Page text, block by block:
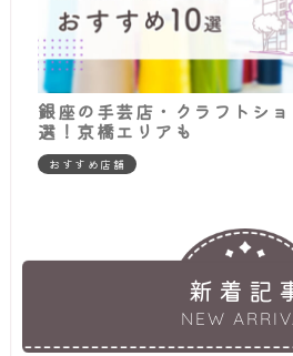
銀座の手芸店・クラフトシ
選！京橋エリアも
おすすめ店舗
新着記
NEW